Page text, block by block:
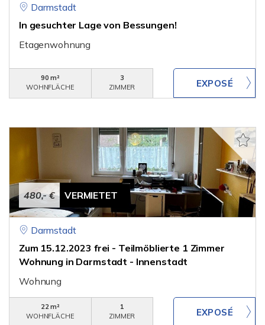
Darmstadt
In gesuchter Lage von Bessungen!
Etagenwohnung
90 m²
WOHNFLÄCHE
3
ZIMMER
480,- € VERMIETET
Darmstadt
Zum 15.12.2023 frei - Teilmöblierte 1 Zimmer
Wohnung in Darmstadt - Innenstadt
Wohnung
22 m²
WOHNFLÄCHE
1
ZIMMER